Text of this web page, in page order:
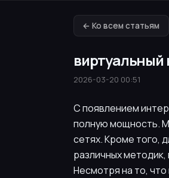
← Ко всем статьям
виртуальный
2026-03-20 00:51
С появлением
полную мощность.
сетях. Кроме того,
различных
Несмотря на то,